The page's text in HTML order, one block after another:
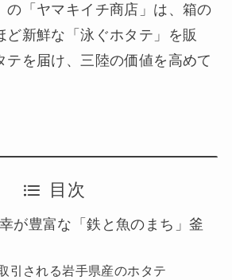
の「ヤマキイチ商店」は、箱の
ど新鮮な「泳ぐホタテ」を販
テを届け、三陸の価値を高めて
目次
が豊富な「鉄と魚のまち」釜
引される岩手県産のホタテ